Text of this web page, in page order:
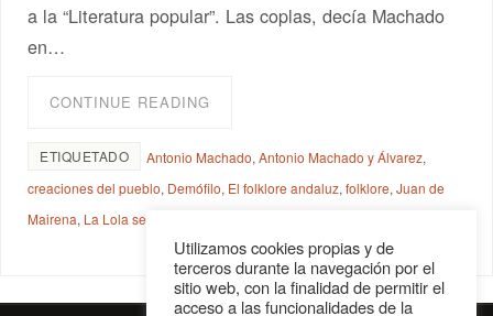
a la “Literatura popular”. Las coplas, decía Machado
en…
CONTINUE READING
ETIQUETADO Antonio Machado,Antonio Machado y Álvarez,
creaciones del pueblo, Demófilo, El folklore andaluz,folklore,Juan de
Mairena, La Lola se va a los Puertos
Utilizamos cookies propias y de
terceros durante la navegación por el
sitio web, con la finalidad de permitir el
acceso a las funcionalidades de la